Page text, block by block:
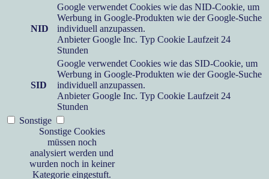
NID
Google verwendet Cookies wie das NID-Cookie, um
Werbung in Google-Produkten wie der Google-Suche
individuell anzupassen.
Anbieter Google Inc. Typ Cookie Laufzeit 24
Stunden
SID
Google verwendet Cookies wie das SID-Cookie, um
Werbung in Google-Produkten wie der Google-Suche
individuell anzupassen.
Anbieter Google Inc. Typ Cookie Laufzeit 24
Stunden
Sonstige
Sonstige Cookies
müssen noch
analysiert werden und
wurden noch in keiner
Kategorie eingestuft.